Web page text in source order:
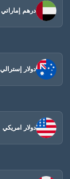
درهم إماراتي
دولار إسترالي
دولار امريكي